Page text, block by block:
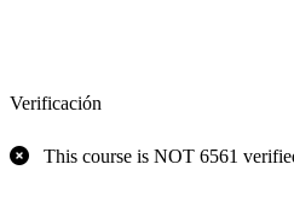
Verificación
This course is NOT 6561